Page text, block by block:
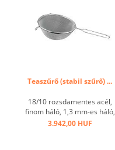
Teaszűrő (stabil szűrő) ...
18/10 rozsdamentes acél,
finom háló, 1,3 mm-es háló,
stabil minőség ...
3.942,00 HUF